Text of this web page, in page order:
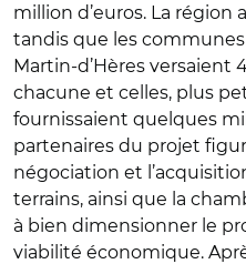
million d’euros. La région
tandis que les
Martin-d’Hères
chacune et celles, plus
fournissaient quelques
partenaires du projet
négociation et
terrains, ainsi que la
à bien dimensionner le
viabilité économique.